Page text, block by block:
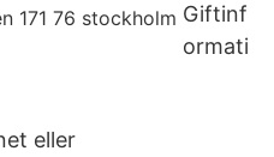
Giftinf
ormati
eller